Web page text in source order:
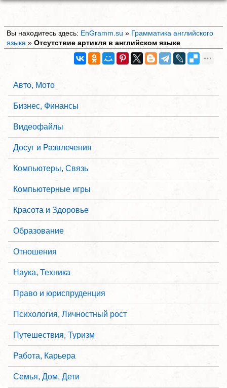
Вы находитесь здесь: EnGramm.su » Грамматика английского
языка » Отсутствие артикля в английском языке
Авто, Мото
Бизнес, Финансы
Видеофайлы
Досуг и Развлечения
Компьютеры, Связь
Компьютерные игры
Красота и Здоровье
Образование
Отношения
Наука, Техника
Право и юриспруденция
Психология, Личностный рост
Путешествия, Туризм
Работа, Карьера
Семья, Дом, Дети